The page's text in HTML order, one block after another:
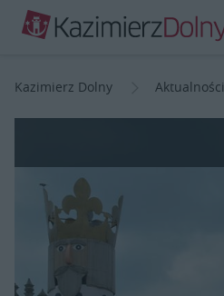
Kazimierz Dolny Aktualności